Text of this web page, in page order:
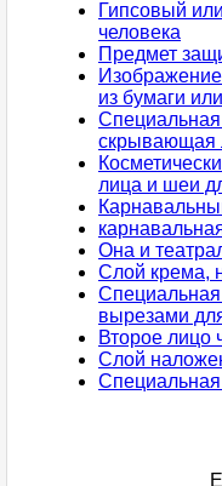
Гипсовый
человека
Предмет
из бумаги
Специальная
скрывающая
лица и шеи
Она и
Слой крема,
вырезами
Второе лицо
Слой